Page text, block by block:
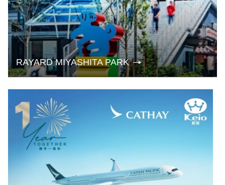
RAYARD MIYASHITA PARK